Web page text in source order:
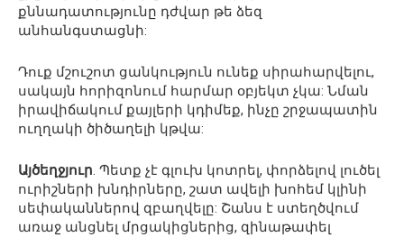
քննադատությունը դժվար թե ձեզ
անհանգստացնի:
Դուք մշուշոտ ցանկություն ունեք սիրահարվելու,
սակայն հորիզոնում հարմար օբյեկտ չկա: Նման
իրավիճակում քայլերի կդիմեք, ինչը շրջապատին
ուղղակի ծիծաղելի կթվա:
Այծեղջյուր. Պետք չէ գլուխ կոտրել, փորձելով լուծել
ուրիշների խնդիրները, շատ ավելի խոհեմ կլինի
սեփականներով զբաղվելը: Շանս է ստեղծվում
առաջ անցնել մրցակիցներից, զինաթափել